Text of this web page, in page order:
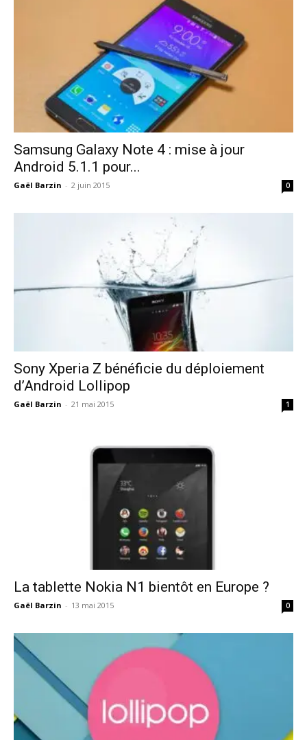
Samsung Galaxy Note 4 : mise à jour
Android 5.1.1 pour...
Gaël Barzin - 2 juin 2015 0
Sony Xperia Z bénéficie du déploiement
d’Android Lollipop
Gaël Barzin - 21 mai 2015 1
La tablette Nokia N1 bientôt en Europe ?
Gaël Barzin - 13 mai 2015 0